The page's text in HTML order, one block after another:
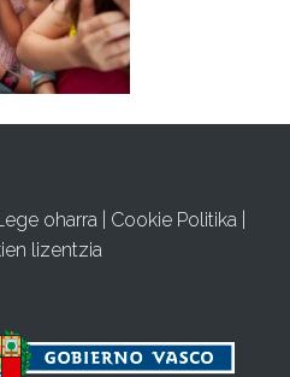
oharra Cookie Politika
lizentzia